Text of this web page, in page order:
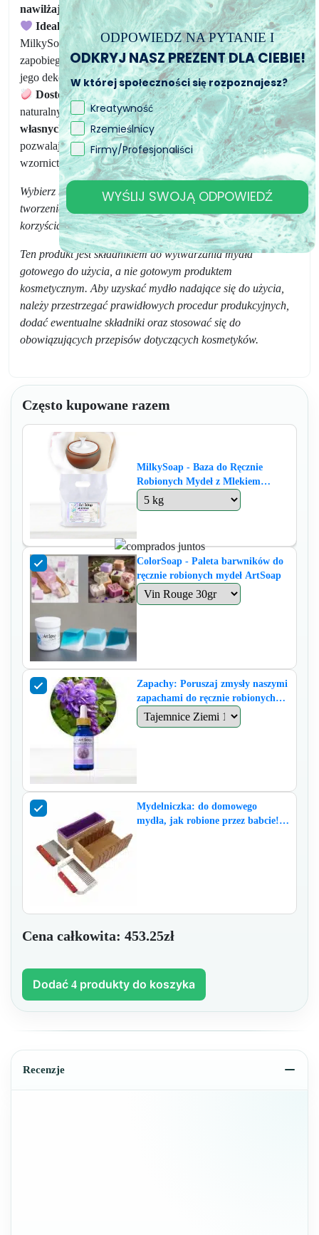
nawilżających i łagodzących dla skóry.
Idealna także do Mydeł Dekoracyjnych,baza do mydeł
MilkySoap została sformułowana, aby utrzymać się w czasie,
zapobiegając psuciu się mydła z biegiem czasu i zachowując
jego dekoracyjne piękno.
Dostosuj swoją Łazienkę: Baza do mydeł MilkySoap ma
naturalny biały kolor,łatwo można ją pokolorować według
własnych upodobań za pomocą barwników ColorSoap,
pozwalając Ci tworzyć mydła o unikalnym i dekoracyjnym
wzornictwie.
Wybierz bazę do mydeł MilkySoap od Soap Art i rozpocznij
tworzenie spersonalizowanych i dekoracyjnych mydeł z
korzyściami mleka koziego w sposób łatwy i bezpieczny!
Ten produkt jest składnikiem do wytwarzania mydła
gotowego do użycia, a nie gotowym produktem
kosmetycznym. Aby uzyskać mydło nadające się do użycia,
należy przestrzegać prawidłowych procedur produkcyjnych,
dodać ewentualne składniki oraz stosować się do
obowiązujących przepisów dotyczących kosmetyków.
Często kupowane razem
MilkySoap - Baza do Ręcznie
Robionych Mydeł z Mlekiem
Kozim od Soap Art
ColorSoap - Paleta barwników do
ręcznie robionych mydeł ArtSoap
Zapachy: Poruszaj zmysły naszymi
zapachami do ręcznie robionych
mydeł ArtSoap.
Mydelniczka: do domowego
mydła, jak robione przez babcie!
Cena całkowita: 453.25zł
Dodać 4 produkty do koszyka
Recenzje
ODPOWIEDZ NA PYTANIE I
ODKRYJ NASZ PREZENT DLA CIEBIE!
W której społeczności się rozpoznajesz?
Kreatywność
Rzemieślnicy
Firmy/Profesjonaliści
WYŚLIJ SWOJĄ ODPOWIEDŹ